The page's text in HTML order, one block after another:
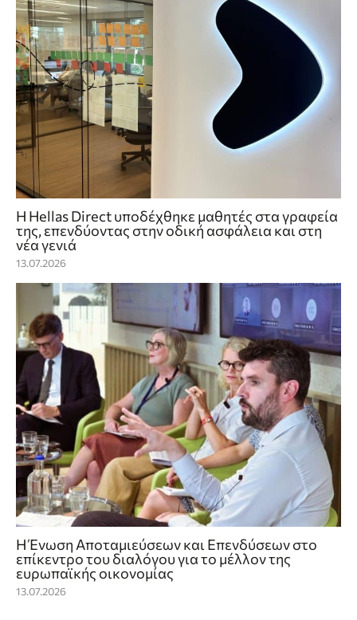
Η Hellas Direct υποδέχθηκε μαθητές στα γραφεία
της, επενδύοντας στην οδική ασφάλεια και στη
νέα γενιά
13.07.2026
Η Ένωση Αποταμιεύσεων και Επενδύσεων στο
επίκεντρο του διαλόγου για το μέλλον της
ευρωπαϊκής οικονομίας
13.07.2026